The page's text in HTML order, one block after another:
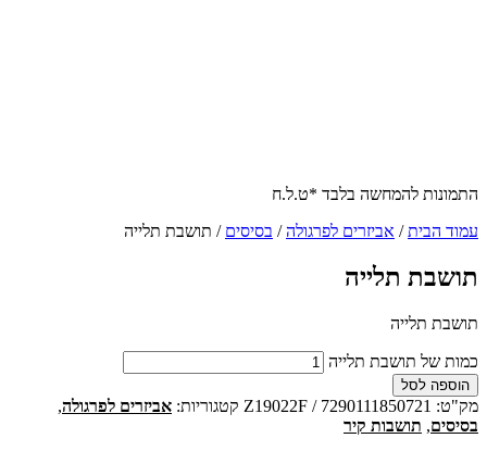
התמונות להמחשה בלבד *ט.ל.ח
עמוד הבית/ אביזרים לפרגולה/ בסיסים / תושבת תלייה
תושבת תלייה
תושבת תלייה
כמות של תושבת תלייה
הוספה לסל
מק"ט: Z19022F / 7290111850721 קטגוריות: אביזרים לפרגולה,
בסיסים, תושבות קיר